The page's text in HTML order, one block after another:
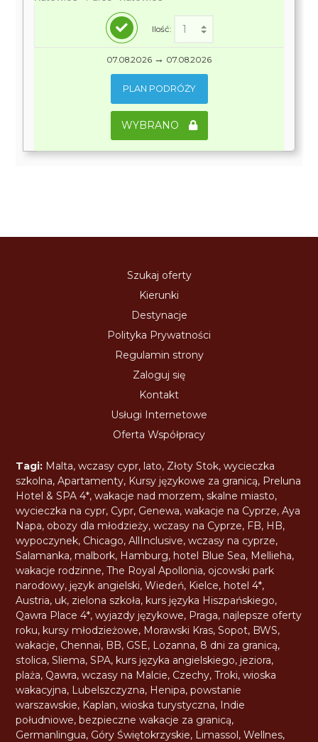
Ilość:
07.08.2026 → 07.08.2026
PLAN PODRÓŻY
WYBRANO
Szukaj oferty
Kierunki
Destynacje
Polityka Prywatności
Regulamin strony
Zaloguj się
Kontakt
Usługi Internetowe
Oferta Współpracy
Tagi: Malta,wczasy cypr, lato, Złoty Stok,wycieczka
szkolna,Apartamenty, Kursy językowe za granicą, Preluna
Hotel & SPA 4*,wakacje nad morzem,skalne miasto,
wycieczka na cypr, Cypr, Genewa,wakacje na Cyprze,Aya
Napa, obozy dla młodzieży,wczasy na Cyprze, FB, HB,
wypoczynek, Chicago,AllInclusive,wczasy na cyprze,
Salamanka, malbork, Hamburg, hotel Blue Sea, Mellieha,
wakacje rodzinne,The Royal Apollonia, ojcowski park
narodowy, język angielski,Wiedeń, Kielce, hotel 4*,
Austria, uk, zielona szkoła, kurs języka Hiszpańskiego,
Qawra Place 4*,wyjazdy językowe, Praga, najlepsze oferty
roku, kursy młodzieżowe, Morawski Kras,Sopot, BWS,
wakacje, Chennai, BB, GSE, Lozanna, 8 dni za granicą,
stolica,Sliema,SPA, kurs języka angielskiego, jeziora,
plaża, Qawra,wczasy na Malcie, Czechy,Troki,wioska
wakacyjna, Lubelszczyzna, Henipa,powstanie
warszawskie, Kaplan,wioska turystyczna, Indie
południowe,bezpieczne wakacje za granicą,
Germanlingua, Góry Świętokrzyskie, Limassol,Wellnes,